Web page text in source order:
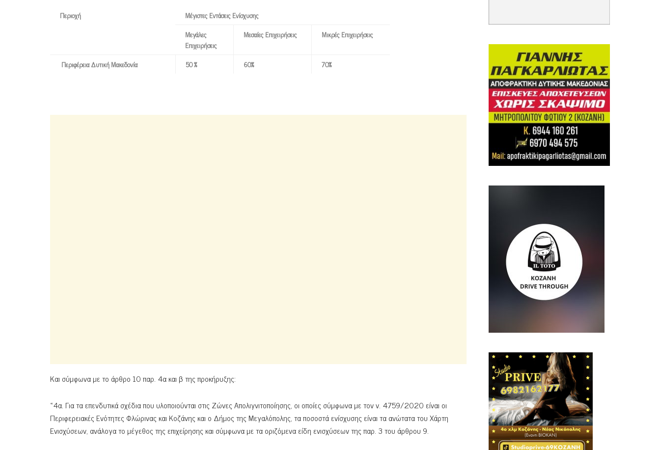
Περιοχή
Μέγιστες Εντάσεις Ενίσχυσης
Μεγάλες
Επιχειρήσεις
Μεσαίες Επιχειρήσεις Μικρές Επιχειρήσεις
Περιφέρεια Δυτική Μακεδονία 50 % 60% 70%
Και σύμφωνα με το άρθρο 10 παρ. 4α και β της προκήρυξης:
«4α. Για τα επενδυτικά σχέδια που υλοποιούνται στις Ζώνες Απολιγνιτοποίησης, οι οποίες σύμφωνα με τον ν. 4759/2020 είναι οι
Περιφερειακές Ενότητες Φλώρινας και Κοζάνης και ο Δήμος της Μεγαλόπολης, τα ποσοστά ενίσχυσης είναι τα ανώτατα του Χάρτη
Ενισχύσεων, ανάλογα το μέγεθος της επιχείρησης και σύμφωνα με τα οριζόμενα είδη ενισχύσεων της παρ. 3 του άρθρου 9.